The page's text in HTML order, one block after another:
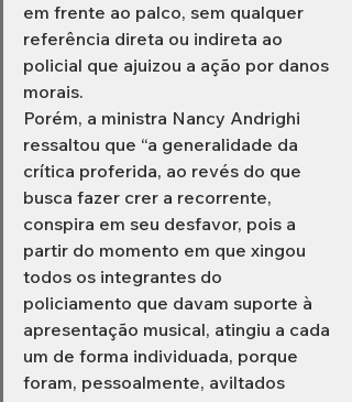
em frente ao palco, sem qualquer
referência direta ou indireta ao
policial que ajuizou a ação por danos
morais.
Porém, a ministra Nancy Andrighi
ressaltou que “a generalidade da
crítica proferida, ao revés do que
busca fazer crer a recorrente,
conspira em seu desfavor, pois a
partir do momento em que xingou
todos os integrantes do
policiamento que davam suporte à
apresentação musical, atingiu a cada
um de forma individuada, porque
foram, pessoalmente, aviltados